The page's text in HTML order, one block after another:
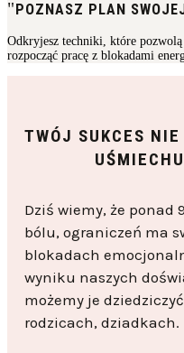
POZNASZ PLAN
Odkryjesz techniki, które
rozpocząć pracę z blokadami
TWÓJ SUKCES
Dziś wiemy, że ponad
bólu, ograniczeń ma
blokadach
wyniku naszych
możemy je
rodzicach, dziadkach.